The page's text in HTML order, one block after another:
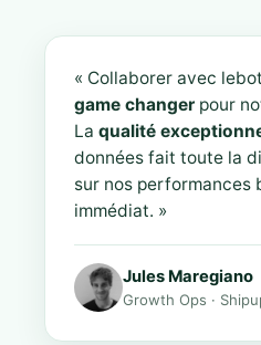
« Collaborer avec
game changer pour
La qualité
données fait toute la
sur nos performances
immédiat. »
Jules Maregiano
Growth Ops ·